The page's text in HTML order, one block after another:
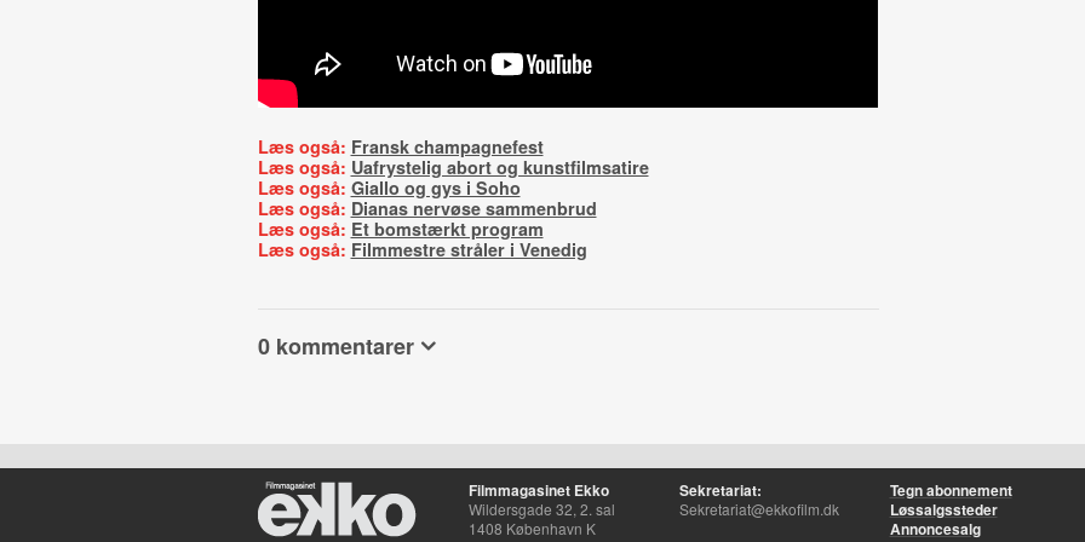
Læs også: Fransk champagnefest
Læs også: Uafrystelig abort og kunstfilmsatire
Læs også: Giallo og gys i Soho
Læs også: Dianas nervøse sammenbrud
Læs også: Et bomstærkt program
Læs også: Filmmestre stråler i Venedig
0 kommentarer
Filmmagasinet Ekko
Wildersgade 32, 2. sal
1408 København K
Sekretariat:
Sekretariat@ekkofilm.dk
Tegn abonnement
Løssalgssteder
Annoncesalg